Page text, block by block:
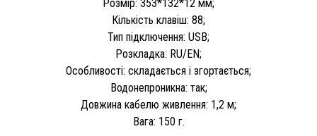
Розмір: 353*132*12 мм;
Кількість клавіш: 88;
Тип підключення: USB;
Розкладка: RU/EN;
Особливості: складається і згортається;
Водонепроникна: так;
Довжина кабелю живлення: 1,2 м;
Вага: 150 г.